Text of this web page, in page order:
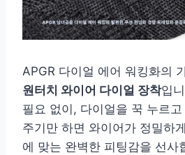
APGR 다이얼 에어 워킹화의
원터치 와이어 다이얼 장착입
필요 없이, 다이얼을 꾹 누르
주기만 하면 와이어가 정밀하
에 맞는 완벽한 피팅감을 선사